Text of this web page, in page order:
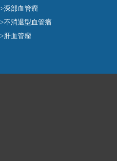
>深部血管瘤
>不消退型血管瘤
>肝血管瘤